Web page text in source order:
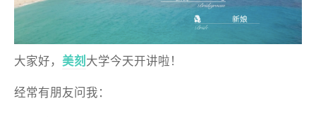
大家好， 美刻 大学今天开讲啦！
经常有朋友问我：